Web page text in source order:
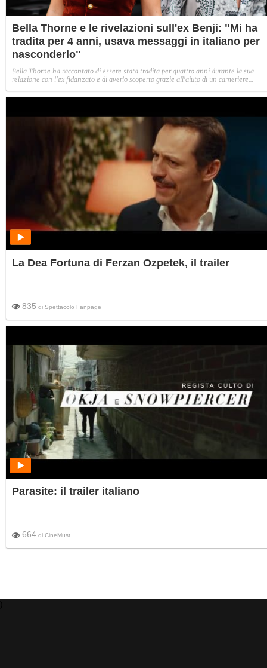
Bella Thorne e le rivelazioni sull'ex Benji: "Mi ha
tradita per 4 anni, usava messaggi in italiano per
nasconderlo"
Bella Thorne ha raccontato di essere stata tradita per quattro anni durante la sua
relazione con l'ex fidanzato e di averlo scoperto grazie all'aiuto di un cameriere
esplicitamente il nome di Benjamin Mascolo ma dettagli temporali e di racconto
La Dea Fortuna di Ferzan Ozpetek, il trailer
835 di Spettacolo Fanpage
Parasite: il trailer italiano
664 di CineMust